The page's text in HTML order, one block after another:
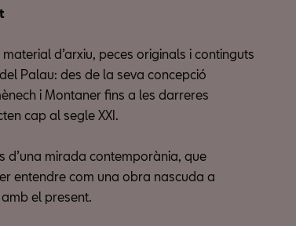
d’arxiu, peces originals i continguts
Palau: des de la seva concepció
i Montaner fins a les darreres
cap al segle XXI.
d’una mirada contemporània, que
entendre com una obra nascuda a
el present.